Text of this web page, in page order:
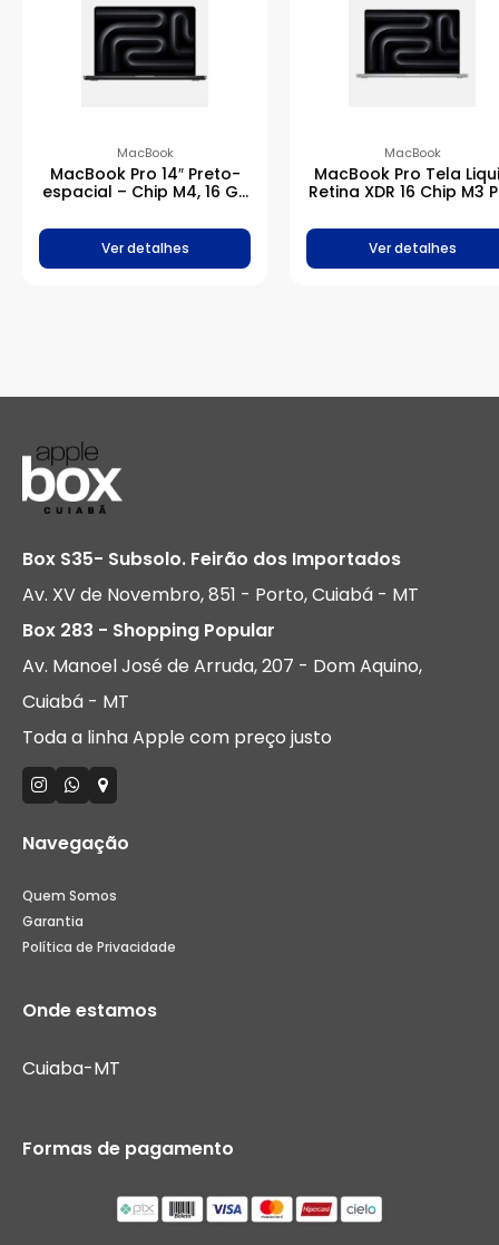
MacBook
MacBook Pro 14″ Preto-
espacial – Chip M4, 16 GB
Ver detalhes
MacBook
MacBook Pro Tela
Retina XDR 16 Chip M3
Ver detalhes
Box S35- Subsolo. Feirão dos Importados
Av. XV de Novembro, 851 - Porto, Cuiabá - MT
Box 283 - Shopping Popular
Av. Manoel José de Arruda, 207 - Dom Aquino,
Cuiabá - MT
Toda a linha Apple com preço justo
Navegação
Quem Somos
Garantia
Política de Privacidade
Onde estamos
Cuiaba-MT
Formas de pagamento